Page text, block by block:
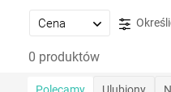
Cena
0 produktów